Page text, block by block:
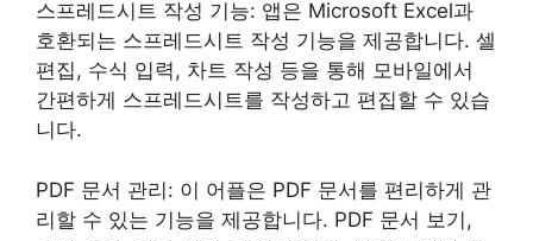
스프레드시트 작성 기능: 앱은 Microsoft Excel과
호환되는 스프레드시트 작성 기능을 제공합니다. 셀
편집, 수식 입력, 차트 작성 등을 통해 모바일에서
간편하게 스프레드시트를 작성하고 편집할 수 있습
니다.
PDF 문서 관리: 이 어플은 PDF 문서를 편리하게 관
리할 수 있는 기능을 제공합니다. PDF 문서 보기,